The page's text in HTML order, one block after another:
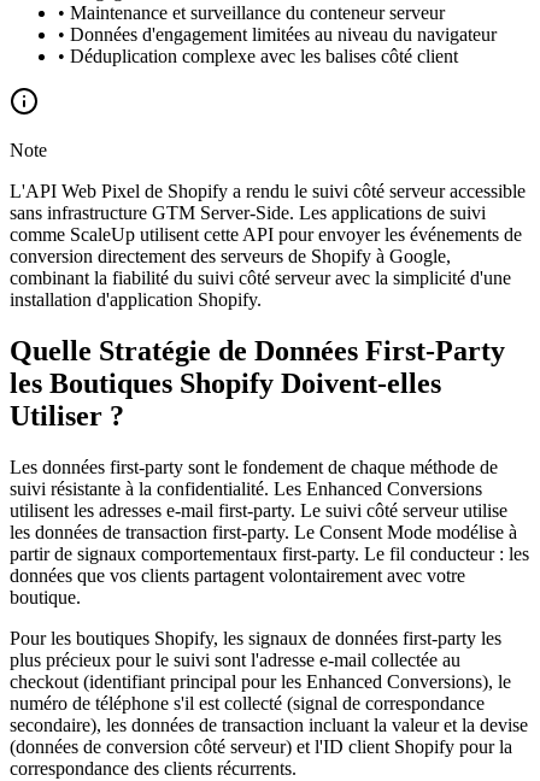
• Maintenance et surveillance du conteneur serveur
• Données d'engagement limitées au niveau du navigateur
• Déduplication complexe avec les balises côté client
Note
L'API Web Pixel de Shopify a rendu le suivi côté serveur accessible
sans infrastructure GTM Server-Side. Les applications de suivi
comme ScaleUp utilisent cette API pour envoyer les événements de
conversion directement des serveurs de Shopify à Google,
combinant la fiabilité du suivi côté serveur avec la simplicité d'une
installation d'application Shopify.
Quelle Stratégie de Données First-Party
les Boutiques Shopify Doivent-elles
Utiliser ?
Les données first-party sont le fondement de chaque méthode de
suivi résistante à la confidentialité. Les Enhanced Conversions
utilisent les adresses e-mail first-party. Le suivi côté serveur utilise
les données de transaction first-party. Le Consent Mode modélise à
partir de signaux comportementaux first-party. Le fil conducteur : les
données que vos clients partagent volontairement avec votre
boutique.
Pour les boutiques Shopify, les signaux de données first-party les
plus précieux pour le suivi sont l'adresse e-mail collectée au
checkout (identifiant principal pour les Enhanced Conversions), le
numéro de téléphone s'il est collecté (signal de correspondance
secondaire), les données de transaction incluant la valeur et la devise
(données de conversion côté serveur) et l'ID client Shopify pour la
correspondance des clients récurrents.